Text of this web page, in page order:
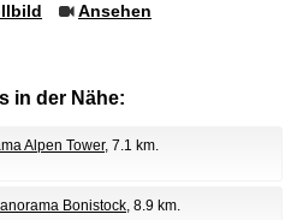
Ansehen
in der Nähe:
Alpen Tower, 7.1 km.
Bonistock, 8.9 km.